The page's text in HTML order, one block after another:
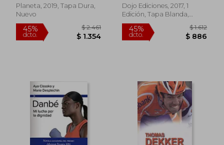
45%
dcto.
$ 2.146
$ 1.180
45%
dcto.
$
$
Planeta, 2019, Tapa Dura,
Nuevo
Dojo Ediciones, 2017, 1
Edición, Tapa Blanda,
Nuevo